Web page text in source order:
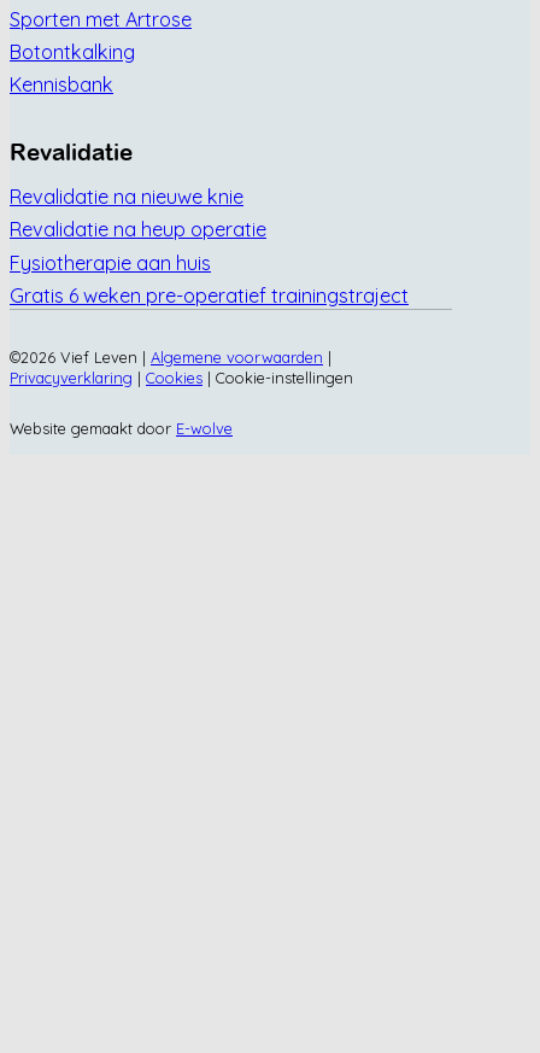
Sporten met Artrose
Botontkalking
Kennisbank
Revalidatie
Revalidatie na nieuwe knie
Revalidatie na heup operatie
Fysiotherapie aan huis
Gratis 6 weken pre-operatief trainingstraject
©2026 Vief Leven | Algemene voorwaarden |
Privacyverklaring | Cookies | Cookie-instellingen
Website gemaakt door E-wolve